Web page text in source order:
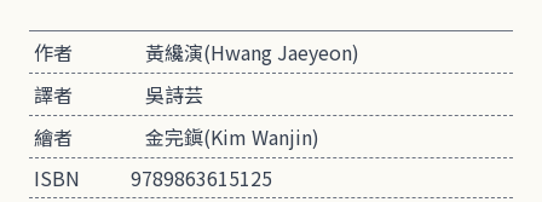
作者
黃纔演(Hwang Jaeyeon)
譯者
吳詩芸
繪者
金完鎭(Kim Wanjin)
ISBN
9789863615125